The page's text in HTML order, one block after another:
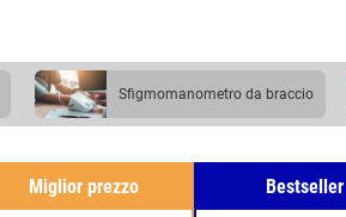
sfigmomanometro da braccio
Miglior prezzo Bestseller